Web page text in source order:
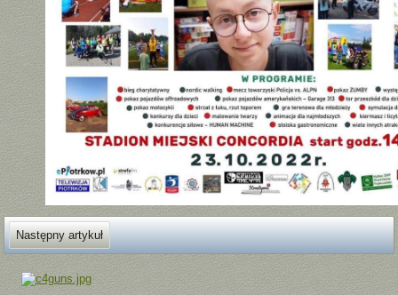
Następny artykuł